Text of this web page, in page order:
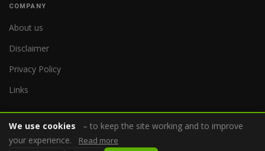
COMPANY
About us
Disclaimer
Privacy Policy
Links
We use cookies
– to keep the site working and to improve
your experience.
Read more